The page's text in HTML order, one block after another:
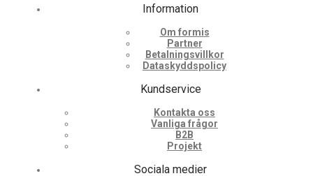
Information
Om formis
Partner
Betalningsvillkor
Dataskyddspolicy
Kundservice
Kontakta oss
Vanliga frågor
B2B
Projekt
Sociala medier